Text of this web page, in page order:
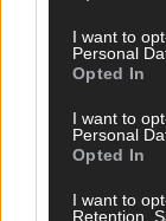
I want to
Personal
Opted In
I want to
Personal
Opted In
I want to
Retention,
SCHNELL ZUM
Nachrichten
Ratgeber